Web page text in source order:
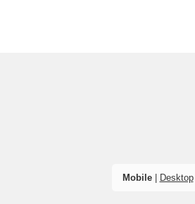
Mobile| Desktop